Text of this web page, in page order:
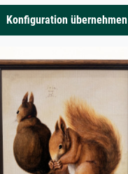
Konfiguration übernehmen